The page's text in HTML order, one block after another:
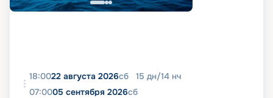
18:0022 августа 2026сб 15 дн/14 нч
07:0005 сентября 2026сб